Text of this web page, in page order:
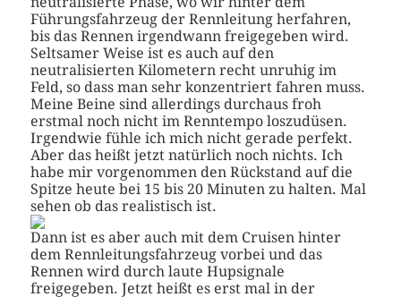
Führungsfahrzeug der Rennleitung herfahren,
bis das Rennen irgendwann freigegeben wird.
Seltsamer Weise ist es auch auf den
neutralisierten Kilometern recht unruhig im
Feld, so dass man sehr konzentriert fahren muss.
Meine Beine sind allerdings durchaus froh
erstmal noch nicht im Renntempo loszudüsen.
Irgendwie fühle ich mich nicht gerade perfekt.
Aber das heißt jetzt natürlich noch nichts. Ich
habe mir vorgenommen den Rückstand auf die
Spitze heute bei 15 bis 20 Minuten zu halten. Mal
sehen ob das realistisch ist.
Dann ist es aber auch mit dem Cruisen hinter
dem Rennleitungsfahrzeug vorbei und das
Rennen wird durch laute Hupsignale
freigegeben. Jetzt heißt es erst mal in der